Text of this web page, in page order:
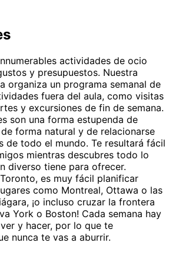
actividades de ocio
y presupuestos. Nuestra
organiza un programa semanal de
fuera del aula, como visitas
y excursiones de fin de semana.
son una forma estupenda de
forma natural y de relacionarse
de todo el mundo. Te resultará fácil
mientras descubres todo lo
diverso tiene para ofrecer.
es muy fácil planificar
como Montreal, Ottawa o las
¡o incluso cruzar la frontera
York o Boston! Cada semana hay
y hacer, por lo que te
nunca te vas a aburrir.